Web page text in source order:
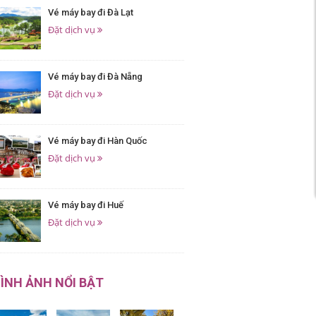
Vé máy bay đi Đà Lạt
Đặt dịch vụ
Vé máy bay đi Đà Nẵng
Đặt dịch vụ
Vé máy bay đi Hàn Quốc
Đặt dịch vụ
Vé máy bay đi Huế
Đặt dịch vụ
ẢNH NỔI BẬT